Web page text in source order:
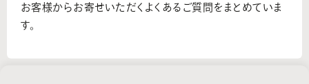
お客様からお寄せいただくよくあるご質問をまとめていま
す。